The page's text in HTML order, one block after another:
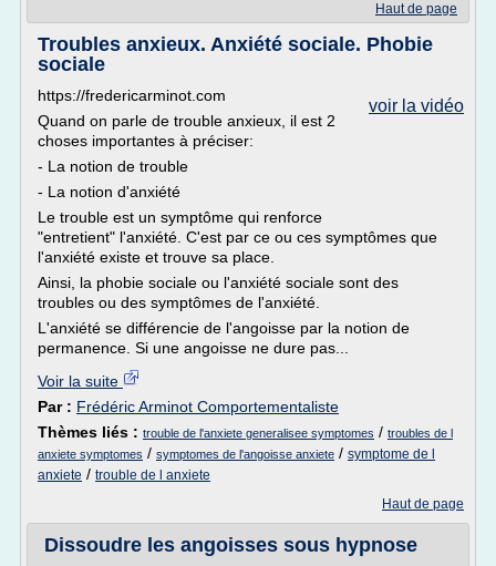
Haut de page
Troubles anxieux. Anxiété sociale. Phobie
sociale
voir la vidéo
https://fredericarminot.com
Quand on parle de trouble anxieux, il est 2
choses importantes à préciser:
- La notion de trouble
- La notion d'anxiété
Le trouble est un symptôme qui renforce
"entretient" l'anxiété. C'est par ce ou ces symptômes que
l'anxiété existe et trouve sa place.
Ainsi, la phobie sociale ou l'anxiété sociale sont des
troubles ou des symptômes de l'anxiété.
L'anxiété se différencie de l'angoisse par la notion de
permanence. Si une angoisse ne dure pas...
Voir la suite
Par : Frédéric Arminot Comportementaliste
Thèmes liés : trouble de l'anxiete generalisee symptomes / troubles de l
anxiete symptomes / symptomes de l'angoisse anxiete / symptome de l
anxiete / trouble de l anxiete
Haut de page
Dissoudre les angoisses sous hypnose